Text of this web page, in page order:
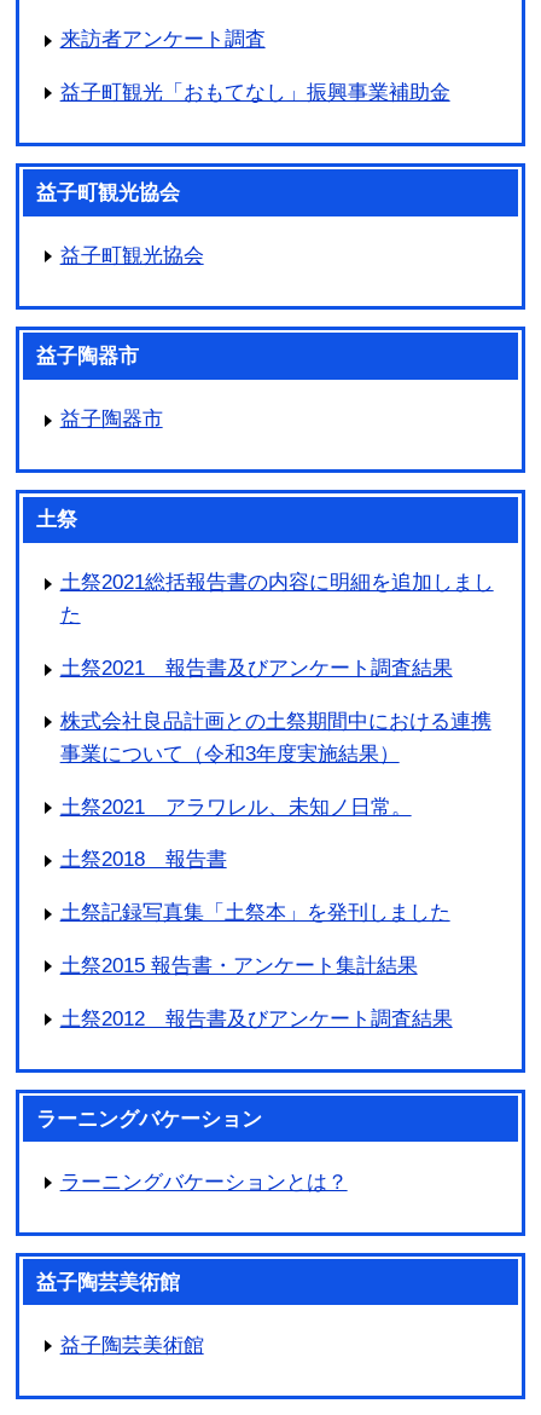
来訪者アンケート調査
益子町観光「おもてなし」振興事業補助金
益子町観光協会
益子町観光協会
益子陶器市
益子陶器市
土祭
土祭2021総括報告書の内容に明細を追加しまし
た
土祭2021 報告書及びアンケート調査結果
株式会社良品計画との土祭期間中における連携
事業について（令和3年度実施結果）
土祭2021 アラワレル、未知ノ日常。
土祭2018 報告書
土祭記録写真集「土祭本」を発刊しました
土祭2015 報告書・アンケート集計結果
土祭2012 報告書及びアンケート調査結果
ラーニングバケーション
ラーニングバケーションとは？
益子陶芸美術館
益子陶芸美術館